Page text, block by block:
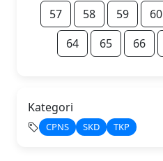
57
58 59 60
64
65 66
Kategori
CPNS SKD TKP